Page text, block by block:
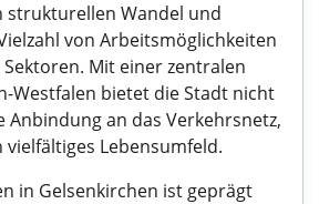
strukturellen Wandel und
von Arbeitsmöglichkeiten
Mit einer zentralen
Westfalen bietet die Stadt nicht
Anbindung an das Verkehrsnetz,
Lebensumfeld.
in Gelsenkirchen ist geprägt